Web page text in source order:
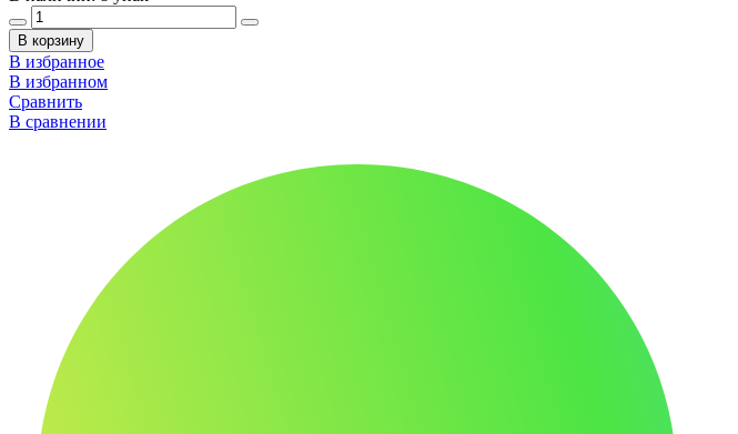
В корзину
В избранное
В избранном
Сравнить
В сравнении